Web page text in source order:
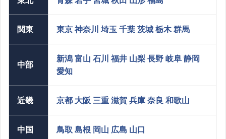
関東 東京 神奈川 埼玉 千葉 茨城 栃木 群馬
中部
新潟 富山 石川 福井 山梨 長野 岐阜 静岡
愛知
近畿 京都 大阪 三重 滋賀 兵庫 奈良 和歌山
中国 鳥取 島根 岡山 広島 山口